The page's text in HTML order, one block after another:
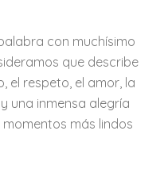
con muchísimo
que describe
el respeto, el amor, la
una inmensa alegría
más lindos